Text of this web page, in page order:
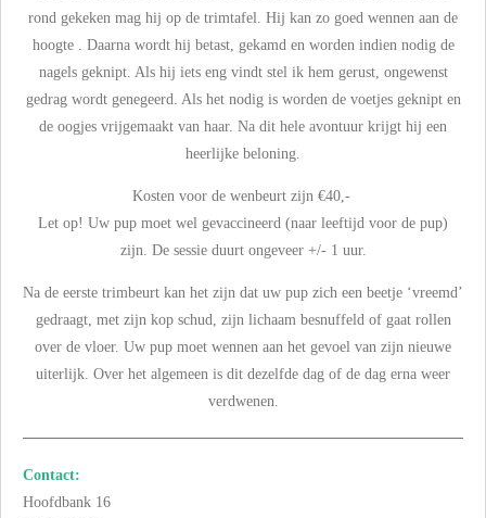
rond gekeken mag hij op de trimtafel. Hij kan zo goed wennen aan de
hoogte . Daarna wordt hij betast, gekamd en worden indien nodig de
nagels geknipt. Als hij iets eng vindt stel ik hem gerust, ongewenst
gedrag wordt genegeerd. Als het nodig is worden de voetjes geknipt en
de oogjes vrijgemaakt van haar. Na dit hele avontuur krijgt hij een
heerlijke beloning.
Kosten voor de wenbeurt zijn €40,-
Let op! Uw pup moet wel gevaccineerd (naar leeftijd voor de pup)
zijn. De sessie duurt ongeveer +/- 1 uur.
Na de eerste trimbeurt kan het zijn dat uw pup zich een beetje ‘vreemd’
gedraagt, met zijn kop schud, zijn lichaam besnuffeld of gaat rollen
over de vloer. Uw pup moet wennen aan het gevoel van zijn nieuwe
uiterlijk. Over het algemeen is dit dezelfde dag of de dag erna weer
verdwenen.
Contact:
Hoofdbank 16